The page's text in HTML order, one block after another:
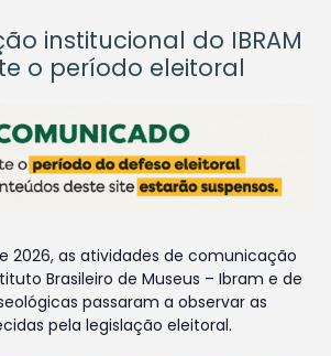
institucional do IBRAM
o período eleitoral
2026, as atividades de comunicação
Brasileiro de Museus – Ibram e de
passaram a observar as
pela legislação eleitoral.